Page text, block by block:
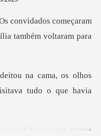
dados começaram
, os olhos
No que